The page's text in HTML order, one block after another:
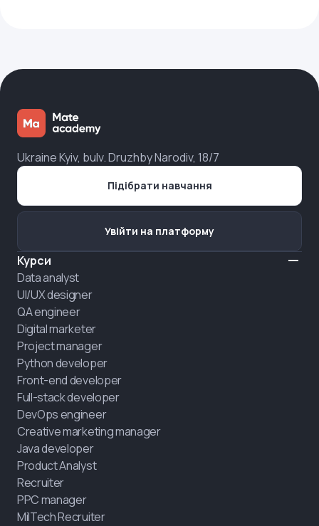
Ukraine Kyiv, bulv. Druzhby Narodiv, 18/7
Курси
Data analyst
UI/UX designer
QA engineer
Digital marketer
Project manager
Python developer
Front-end developer
Full-stack developer
DevOps engineer
Creative marketing manager
Java developer
Product Analyst
Recruiter
PPC manager
MilTech Recruiter
Підібрати навчання
Увійти на платформу